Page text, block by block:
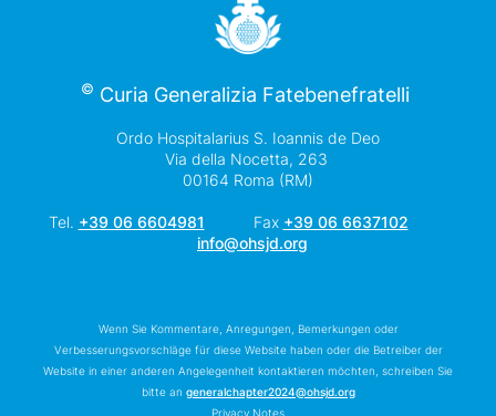
© Curia Generalizia Fatebenefratelli
Ordo Hospitalarius S. Ioannis de Deo
Via della Nocetta, 263
00164 Roma (RM)
Tel. +39 06 6604981 Fax +39 06 6637102
info@ohsjd.org
Wenn Sie Kommentare, Anregungen, Bemerkungen oder
Verbesserungsvorschläge für diese Website haben oder die Betreiber der
Website in einer anderen Angelegenheit kontaktieren möchten, schreiben Sie
bitte an generalchapter2024@ohsjd.org
Privacy Notes